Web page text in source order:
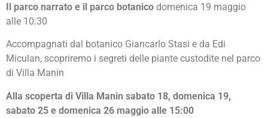
Il parco narrato e il parco botanico domenica 19 maggio
alle 10:30
Accompagnati dal botanico Giancarlo Stasi e da Edi
Miculan, scopriremo i segreti delle piante custodite nel parco
di Villa Manin
Alla scoperta di Villa Manin sabato 18, domenica 19,
sabato 25 e domenica 26 maggio alle 15:00